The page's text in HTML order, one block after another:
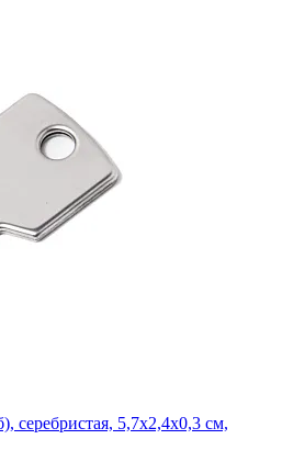
серебристая, 5,7х2,4х0,3 см,